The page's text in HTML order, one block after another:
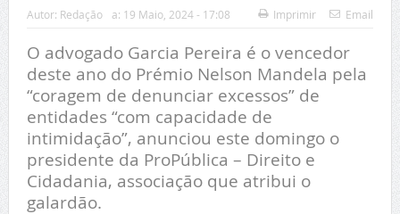
Autor: Redação a: 19 Maio, 2024 - 17:08 Imprimir Email
O advogado Garcia Pereira é o vencedor
deste ano do Prémio Nelson Mandela pela
“coragem de denunciar excessos” de
entidades “com capacidade de
intimidação”, anunciou este domingo o
presidente da ProPública – Direito e
Cidadania, associação que atribui o
galardão.